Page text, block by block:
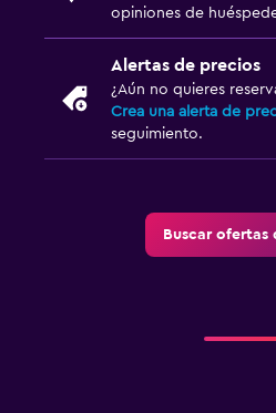
opiniones de
Alertas de precios
¿Aún no quieres
Crea una alerta de
seguimiento.
Buscar ofertas